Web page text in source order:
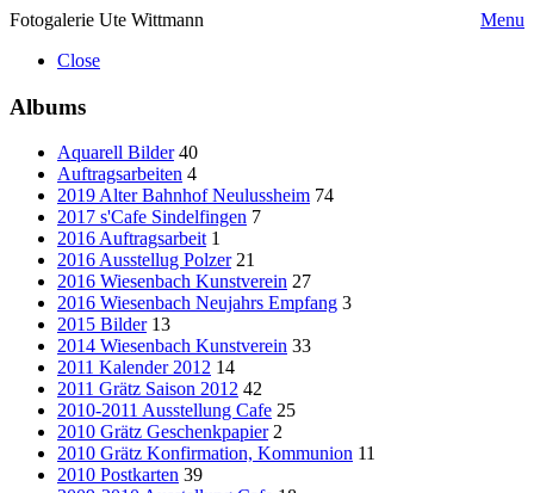
Fotogalerie Ute Wittmann
Menu
Close
Albums
Aquarell Bilder 40
Auftragsarbeiten 4
2019 Alter Bahnhof Neulussheim 74
2017 s'Cafe Sindelfingen 7
2016 Auftragsarbeit 1
2016 Ausstellug Polzer 21
2016 Wiesenbach Kunstverein 27
2016 Wiesenbach Neujahrs Empfang 3
2015 Bilder 13
2014 Wiesenbach Kunstverein 33
2011 Kalender 2012 14
2011 Grätz Saison 2012 42
2010-2011 Ausstellung Cafe 25
2010 Grätz Geschenkpapier 2
2010 Grätz Konfirmation, Kommunion 11
2010 Postkarten 39